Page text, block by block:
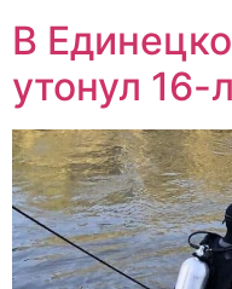
В
утонул 16-